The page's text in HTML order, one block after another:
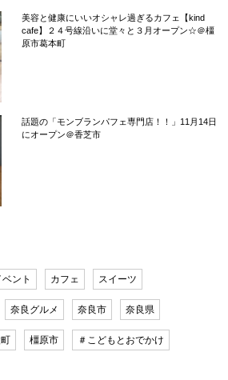
美容と健康にいいオシャレ過ぎるカフェ【kind
cafe】２４号線沿いに堂々と３月オープン☆＠橿
原市葛本町
話題の「モンブランパフェ専門店！！」11月14日
にオープン＠香芝市
ベント カフェ スイーツ
奈良グルメ 奈良市 奈良県
橿原市 ＃こどもとおでかけ